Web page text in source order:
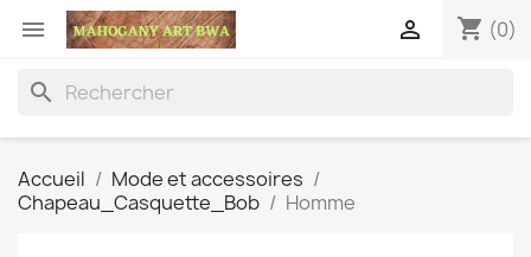
 shopping_cart (0)

search
Accueil
Mode et accessoires
Chapeau_Casquette_Bob
Homme